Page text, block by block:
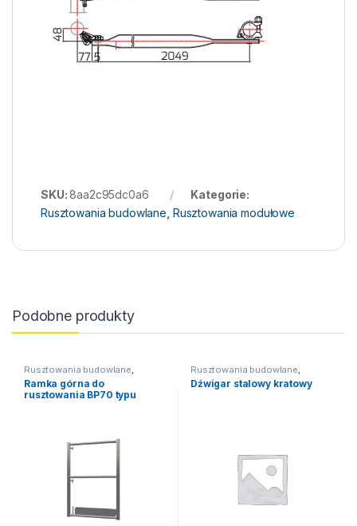
SKU:8aa2c95dc0a6
Kategorie:
Rusztowania budowlane Rusztowania modułowe
Podobne produkty
Rusztowania budowlane
Rusztowania ramowe /
fasadowe,Rusztowanie BP 70
(Plettac)
Ramka górna do
rusztowania BP70 typu
Rusztowania budowlane
Rusztowania ramowe /
fasadowe ,Rusztowanie BP 70
Dźwigar stalowy kratowy